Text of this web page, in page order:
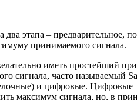
этапа – предварительное,
принимаемого сигнала.
иметь простейший
сигнала, часто называемый
и цифровые. Цифровые
максимум сигнала, но, в